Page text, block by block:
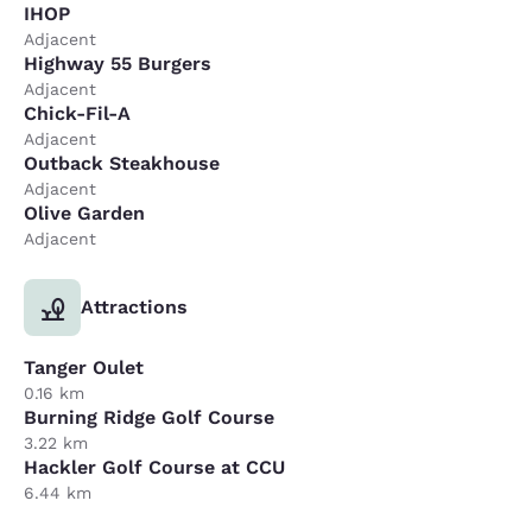
IHOP
Adjacent
Highway 55 Burgers
Adjacent
Chick-Fil-A
Adjacent
Outback Steakhouse
Adjacent
Olive Garden
Adjacent
Attractions
Tanger Oulet
0.16 km
Burning Ridge Golf Course
3.22 km
Hackler Golf Course at CCU
6.44 km